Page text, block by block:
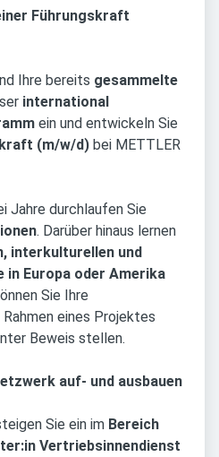
Führungskraft
Ihre bereits gesammelte
international
ein und entwickeln Sie
(m/w/d) bei METTLER
Jahre durchlaufen Sie
. Darüber hinaus lernen
interkulturellen und
Europa oder Amerika
Sie Ihre
eines Projektes
Beweis stellen.
auf- und ausbauen
Sie ein im Bereich
Vertriebsinnendienst